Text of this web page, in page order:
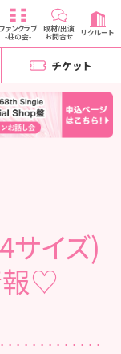
ファンクラブ
-柱の会-
取材/出演
お問合せ リクルート
チケット
サイズ)
報♡